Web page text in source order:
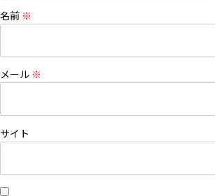
名前 ※
メール ※
サイト